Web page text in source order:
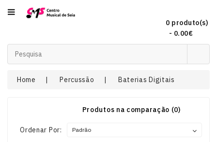
- 0.00€
Categoria
Acordeões
Home Percussão Baterias Digitais
Produtos na comparação (0)
Ordenar Por: